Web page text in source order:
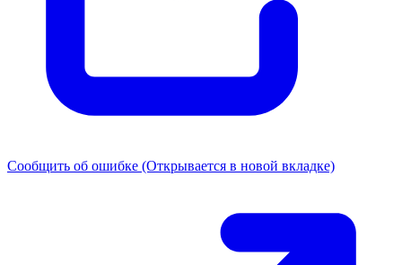
Сообщить об ошибке (Открывается в новой вкладке)